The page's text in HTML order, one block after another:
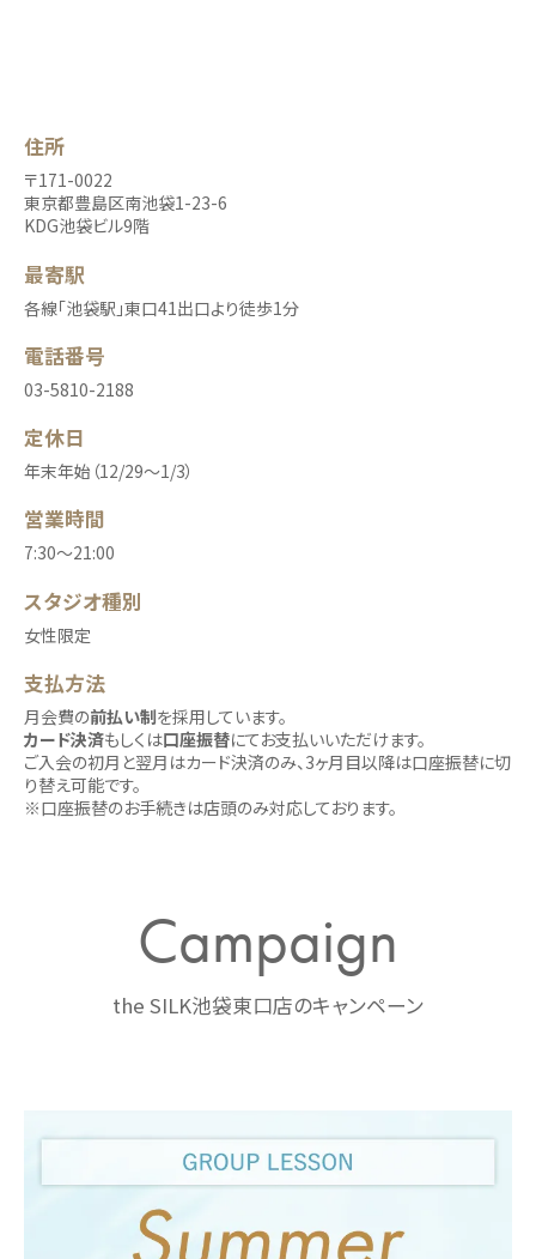
住所
〒171-0022
東京都豊島区南池袋1-23-6
KDG池袋ビル9階
最寄駅
各線「池袋駅」東口41出口より徒歩1分
電話番号
03-5810-2188
定休日
年末年始（12/29～1/3）
営業時間
7:30〜21:00
スタジオ種別
女性限定
支払方法
月会費の前払い制を採用しています。
カード決済もしくは口座振替にてお支払いいただけます。
ご入会の初月と翌月はカード決済のみ、3ヶ月目以降は口座振替に切
り替え可能です。
※口座振替のお手続きは店頭のみ対応しております。
Campaign
the SILK池袋東口店のキャンペーン